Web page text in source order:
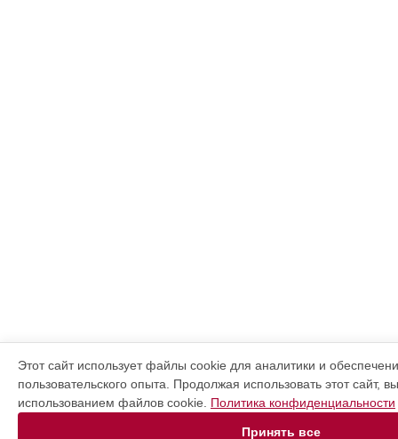
Этот сайт использует файлы cookie для аналитики и
пользовательского опыта. Продолжая использовать этот сайт,
использованием файлов cookie. Политика конфиденциальности
Принять все